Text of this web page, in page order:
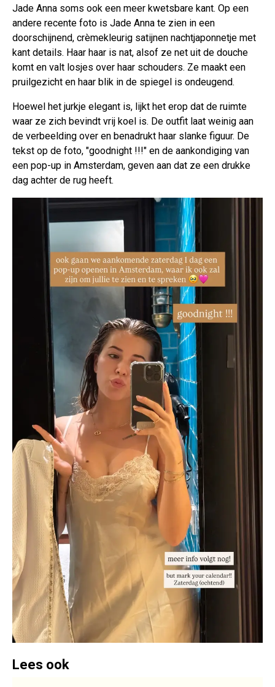
Jade Anna soms ook een meer kwetsbare kant. Op een
andere recente foto is Jade Anna te zien in een
doorschijnend, crèmekleurig satijnen nachtjaponnetje met
kant details. Haar haar is nat, alsof ze net uit de douche
komt en valt losjes over haar schouders. Ze maakt een
pruilgezicht en haar blik in de spiegel is ondeugend.
Hoewel het jurkje elegant is, lijkt het erop dat de ruimte
waar ze zich bevindt vrij koel is. De outfit laat weinig aan
de verbeelding over en benadrukt haar slanke figuur. De
tekst op de foto, "goodnight !!!" en de aankondiging van
een pop-up in Amsterdam, geven aan dat ze een drukke
dag achter de rug heeft.
Lees ook